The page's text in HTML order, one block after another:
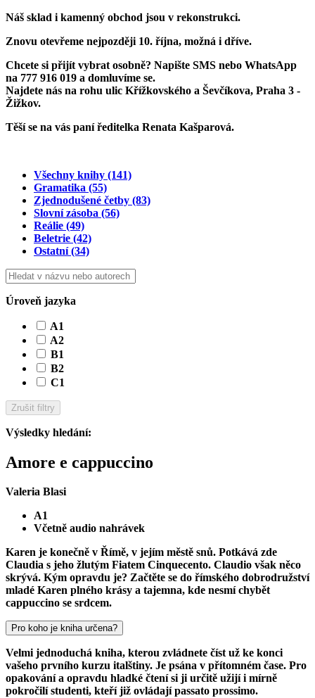
Náš sklad i kamenný obchod jsou v rekonstrukci.
Znovu otevřeme nejpozději 10. října, možná i dříve.
Chcete si přijít vybrat osobně? Napište SMS nebo WhatsApp
na 777 916 019 a domluvíme se.
Najdete nás na rohu ulic Křížkovského a Ševčíkova, Praha 3 -
Žižkov.
Těší se na vás paní ředitelka Renata Kašparová.
Všechny knihy (141)
Gramatika (55)
Zjednodušené četby (83)
Slovní zásoba (56)
Reálie (49)
Beletrie (42)
Ostatní(34)
Úroveň jazyka
A1
A2
B1
B2
C1
Zrušit filtry
Výsledky hledání:
Amore e cappuccino
Valeria Blasi
A1
Včetně audio nahrávek
Karen je konečně v Římě, v jejím městě snů. Potkává zde
Claudia s jeho žlutým Fiatem Cinquecento. Claudio však něco
skrývá. Kým opravdu je? Začtěte se do římského dobrodružství
mladé Karen plného krásy a tajemna, kde nesmí chybět
cappuccino se srdcem.
Pro koho je kniha určena?
Velmi jednoduchá kniha, kterou zvládnete číst už ke konci
vašeho prvního kurzu italštiny. Je psána v přítomném čase. Pro
opakování a opravdu hladké čtení si ji určitě užijí i mírně
pokročilí studenti, kteří již ovládají passato prossimo.